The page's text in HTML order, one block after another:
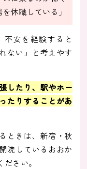
休職している」
安を経験すると
ない」と考えやす
したり、駅やホー
たりすることがあ
ときは、新宿・秋
院しているおおか
さい。